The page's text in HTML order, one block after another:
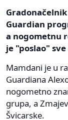
Guardian
a nogometnu
je "poslao"
Mamdani je u
Guardiana
nogometno
grupa, a
Švicarske.